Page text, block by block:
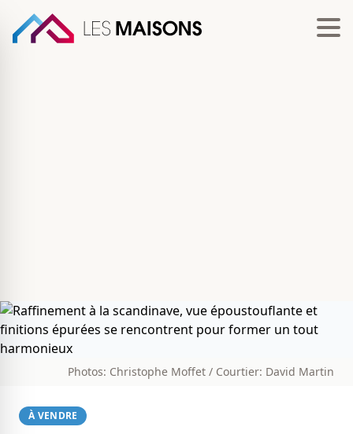
Photos: Christophe Moffet / Courtier: David Martin
À VENDRE